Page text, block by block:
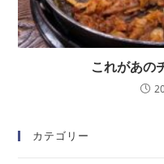
これがあの
カテゴリー